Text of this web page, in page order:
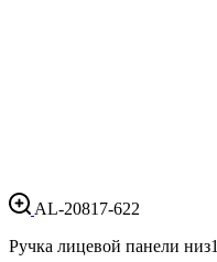
AL-20817-622
Ручка лицевой панели низ1